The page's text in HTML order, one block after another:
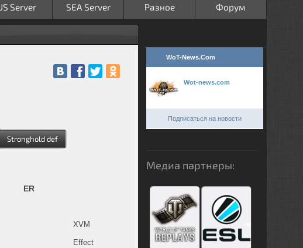
Server SEA Server Разное Форум
Stronghold def
ER
XVM
Effect
WoT-News.Com
Wot-news.com
Подписаться на новости
Медиа партнеры: